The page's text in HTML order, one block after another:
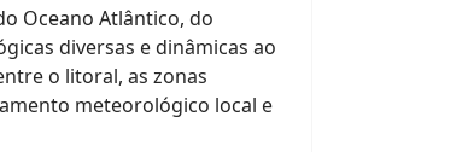
Oceano Atlântico, do
diversas e dinâmicas ao
o litoral, as zonas
meteorológico local e